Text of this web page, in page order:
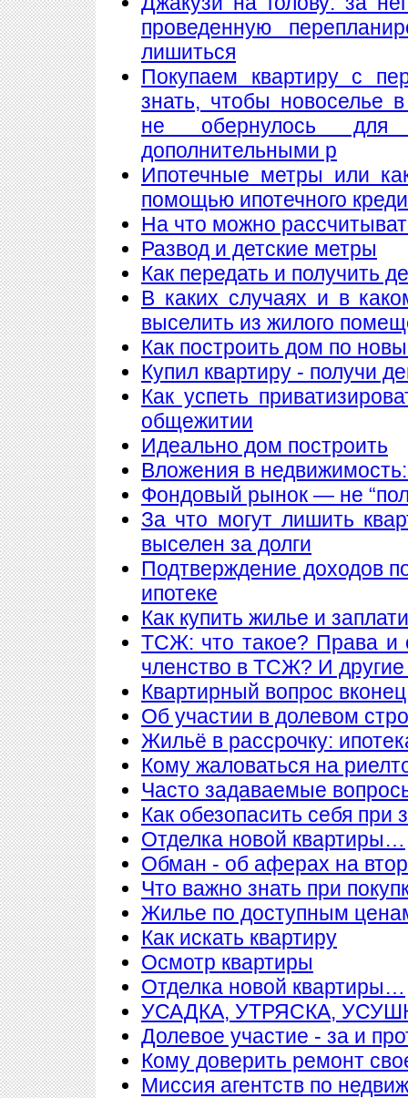
проведенную
лишиться
Покупаем квартиру с
знать, чтобы новоселье
не обернулось
дополнительными р
Ипотечные метры или
помощью ипотечного
На что можно
Развод и детские метры
Как передать и получить
В каких случаях и в
выселить из жилого
Как построить дом по
Купил квартиру - получи
Как успеть
общежитии
Идеально дом построить
Вложения в
Фондовый рынок — не
За что могут лишить
выселен за долги
Подтверждение доходов
ипотеке
Как купить жилье и
ТСЖ: что такое? Права и
членство в ТСЖ? И
Квартирный вопрос
Об участии в долевом
Жильё в рассрочку:
Кому жаловаться на
Часто задаваемые
Как обезопасить себя при
Отделка новой квартиры…
Обман - об аферах на
Что важно знать при
Жилье по доступным
Как искать квартиру
Осмотр квартиры
Отделка новой квартиры…
УСАДКА, УТРЯСКА,
Долевое участие - за и
Кому доверить ремонт
Миссия агентств по